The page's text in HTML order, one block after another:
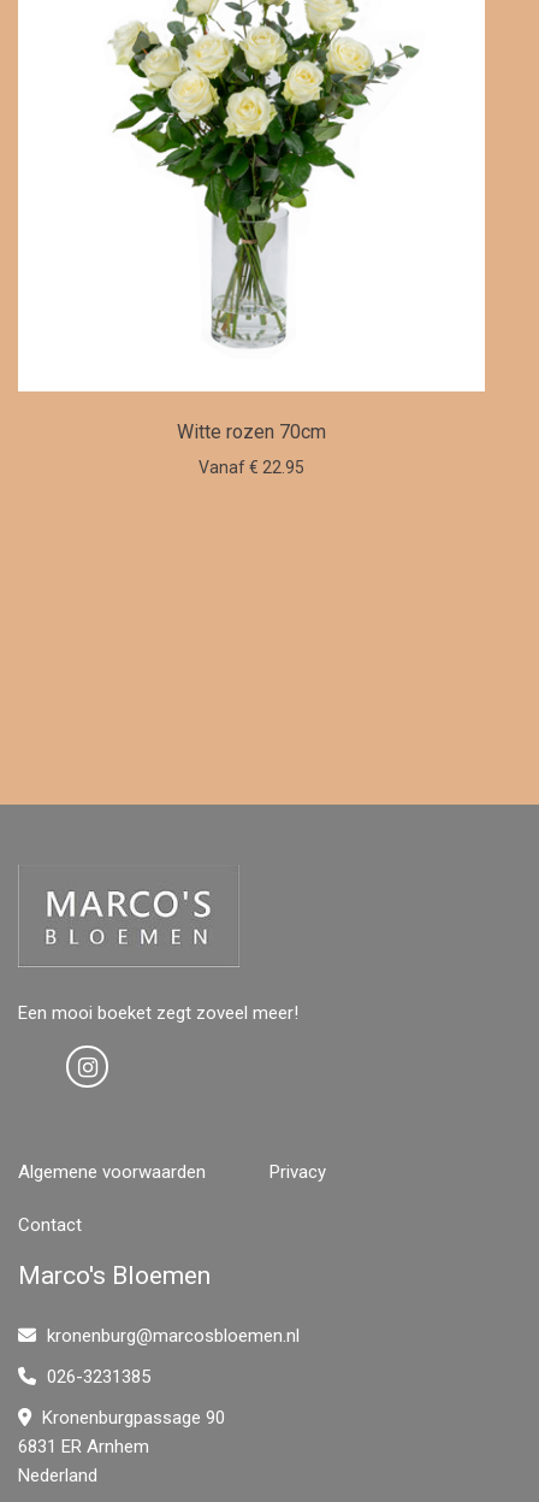
Witte rozen 70cm
Vanaf € 22.95
Een mooi boeket zegt zoveel meer!
Algemene voorwaarden Privacy
Contact
Marco's Bloemen
kronenburg@marcosbloemen.nl
026-3231385
Kronenburgpassage 90
6831 ER Arnhem
Nederland